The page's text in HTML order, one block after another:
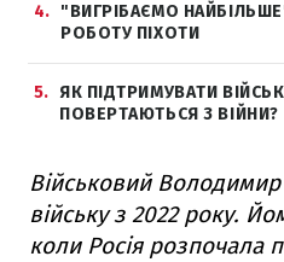
4
"ВИГРІБАЄМО
РОБОТУ ПІХОТИ
5
ЯК ПІДТРИМУВАТИ
ПОВЕРТАЮТЬСЯ З ВІЙНИ?
Військовий
війську з 2022 року.
коли Росія розпочала